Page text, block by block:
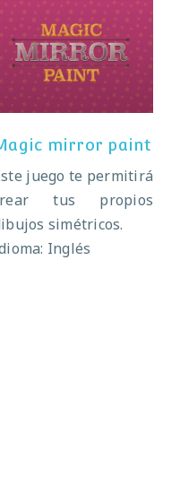
Magic mirror
paint
mirror paint
juego te permitirá
tus propios
simétricos.
Inglés